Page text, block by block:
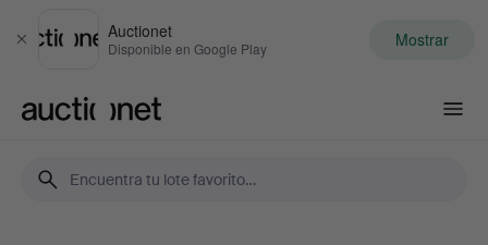
Cerrar
Auctionet
Disponible en Google Play Mostrar